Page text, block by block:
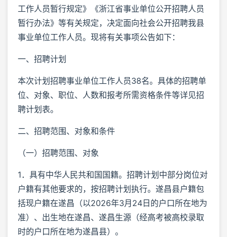
工作人员暂行规定》《浙江省事业单位公开招聘人员
暂行办法》等有关规定，决定面向社会公开招聘我县
事业单位工作人员。现将有关事项公告如下：
一、招聘计划
本次计划招聘事业单位工作人员38名。具体的招聘单
位、对象、职位、人数和报考所需资格条件等详见招
聘计划表。
二、招聘范围、对象和条件
（一）招聘范围、对象
1．具有中华人民共和国国籍。招聘计划中部分岗位对
户籍有其他要求的，按招聘计划执行。遂昌县户籍包
括现户籍在遂昌（以2026年3月24日的户口所在地为
准）、出生地在遂昌、遂昌生源（经高考被高校录取
时的户口所在地为遂昌县）。